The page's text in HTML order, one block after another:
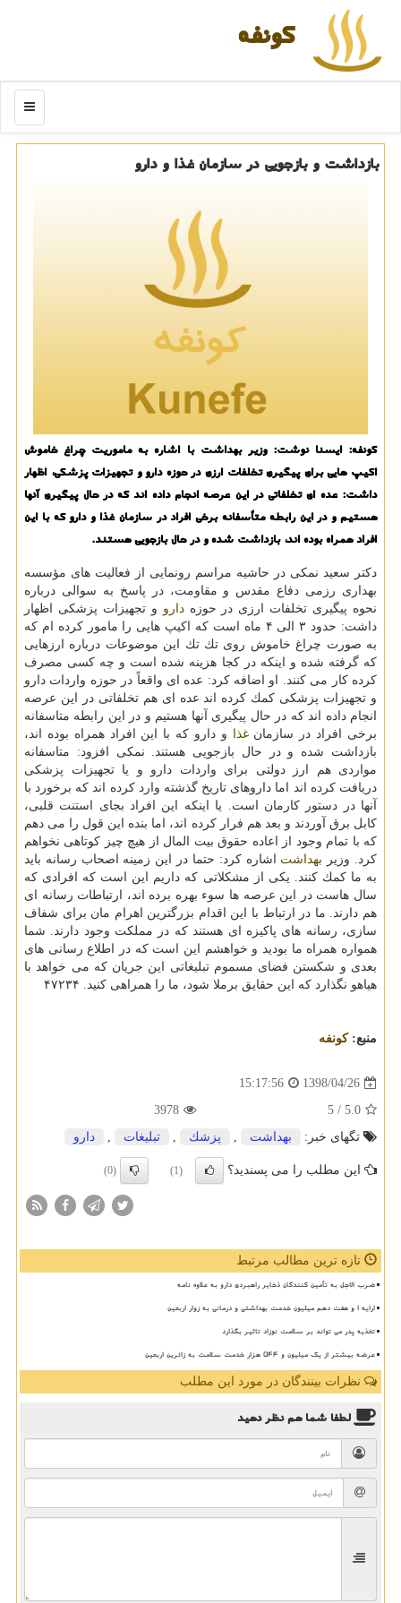
كونفه
منو
بازداشت و بازجویی در سازمان غذا و دارو
كونفه: ایسنا نوشت: وزیر بهداشت با اشاره به ماموریت چراغ خاموش
اكیپ هایی برای پیگیری تخلفات ارزی در حوزه دارو و تجهیزات پزشكی، اظهار
داشت: عده ای تخلفاتی در این عرصه انجام داده اند كه در حال پیگیری آنها
هستیم و در این رابطه متأسفانه برخی افراد در سازمان غذا و دارو كه با این
افراد همراه بوده اند، بازداشت شده و در حال بازجویی هستند.
دكتر سعید نمكی در حاشیه مراسم رونمایی از فعالیت های مؤسسه
بهداری رزمی دفاع مقدس و مقاومت، در پاسخ به سوالی درباره
نحوه پیگیری تخلفات ارزی در حوزهدارو و تجهیزات پزشكی اظهار
داشت: حدود ۳ الی ۴ ماه است كه اكیپ هایی را مامور كرده ام كه
به صورت چراغ خاموش روی تك تك این موضوعات درباره ارزهایی
كه گرفته شده و اینكه در كجا هزینه شده است و چه كسی مصرف
كرده كار می كنند. او اضافه كرد: عده ای واقعاً در حوزه واردات دارو
و تجهیزات پزشكی كمك كرده اند عده ای هم تخلفاتی در این عرصه
انجام داده اند كه در حال پیگیری آنها هستیم و در این رابطه متاسفانه
برخی افراد در سازمانغذا و دارو كه با این افراد همراه بوده اند،
بازداشت شده و در حال بازجویی هستند. نمكی افزود: متاسفانه
مواردی هم ارز دولتی برای واردات دارو و یا تجهیزات پزشكی
دریافت كرده اند اما داروهای تاریخ گذشته وارد كرده اند كه برخورد با
آنها در دستور كارمان است. یا اینكه این افراد بجای استنت قلبی،
كابل برق آوردند و بعد هم فرار كرده اند، اما بنده این قول را می دهم
كه با تمام وجود از اعاده حقوق بیت المال از هیچ چیز كوتاهی نخواهم
كرد. وزیر بهداشت اشاره كرد: حتما در این زمینه اصحاب رسانه باید
به ما كمك كنند. یكی از مشكلاتی كه داریم این است كه افرادی كه
سال هاست در این عرصه ها سوء بهره برده اند، ارتباطات رسانه ای
هم دارند. ما در ارتباط با این اقدام بزرگترین اهرام مان برای شفاف
سازی، رسانه های پاكیزه ای هستند كه در مملكت وجود دارند. شما
همواره همراه ما بودید و خواهشم این است كه در اطلاع رسانی های
بعدی و شكستن فضای مسموم تبلیغاتی این جریان كه می خواهد با
هیاهو نگذارد كه این حقایق برملا شود، ما را همراهی كنید. ۴۷۲۳۴
منبع:كونفه
1398/04/26
15:17:56
5.0
/ 5
3978
تگهای خبر:
بهداشت , پزشك , تبلیغات , دارو
این مطلب را می پسندید؟ (1)
(0)
تازه ترین مطالب مرتبط
ضرب الاجل به تأمین کنندگان ذخایر راهبردی دارو به علاوه نامه
ارایه ۱ و هفت دهم میلیون خدمت بهداشتی و درمانی به زوار اربعین
تغذیه پدر می تواند بر سلامت نوزاد تاثیر بگذارد
عرضه بیشتر از یک میلیون و ۵۴۴ هزار خدمت سلامت به زائرین اربعین
نظرات بینندگان در مورد این مطلب
لطفا شما همنظر دهید